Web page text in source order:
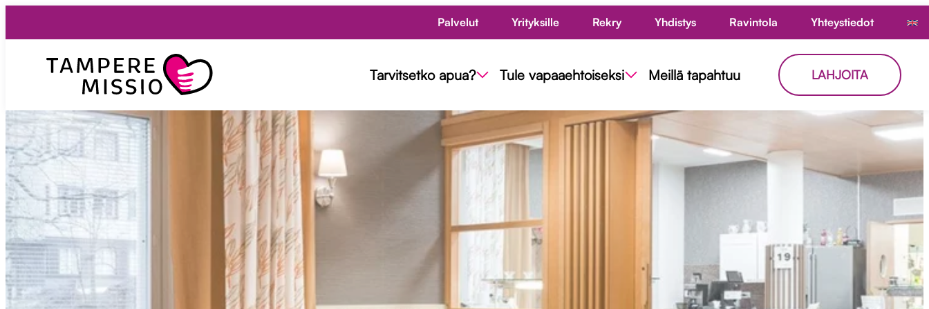
TampereMissio
Tarvitsetko apua? Tule vapaaehtoiseksi Meillä tapahtuu LAHJOITA
Palvelut Yrityksille Rekry Yhdistys Ravintola Yhteystiedot